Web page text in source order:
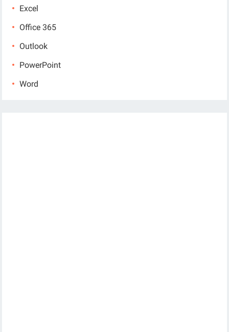
Excel
Office 365
Outlook
PowerPoint
Word